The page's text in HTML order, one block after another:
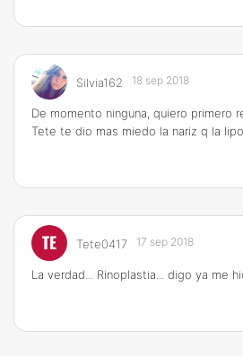
Silvia162 18 sep 2018
De momento ninguna, quiero primero
Tete te dio mas miedo la nariz q la
TE Tete0417 17 sep 2018
La verdad... Rinoplastia... digo ya me